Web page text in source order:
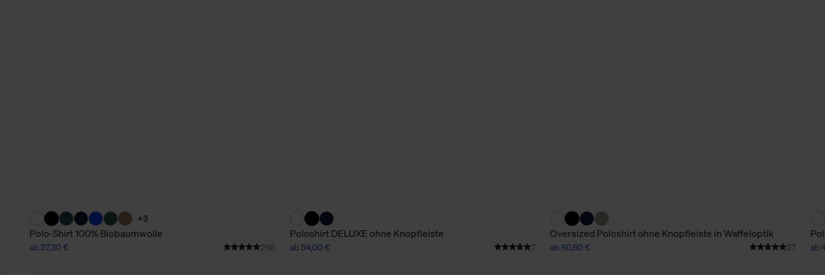
+3
Polo-Shirt 100% Biobaumwolle
ab 57,30 € 268
Poloshirt DELUXE ohne Knopfleiste
ab 54,00 € 7
Oversized Poloshirt ohne Knopfleiste in Waffeloptik
ab 60,80 € 57 ab